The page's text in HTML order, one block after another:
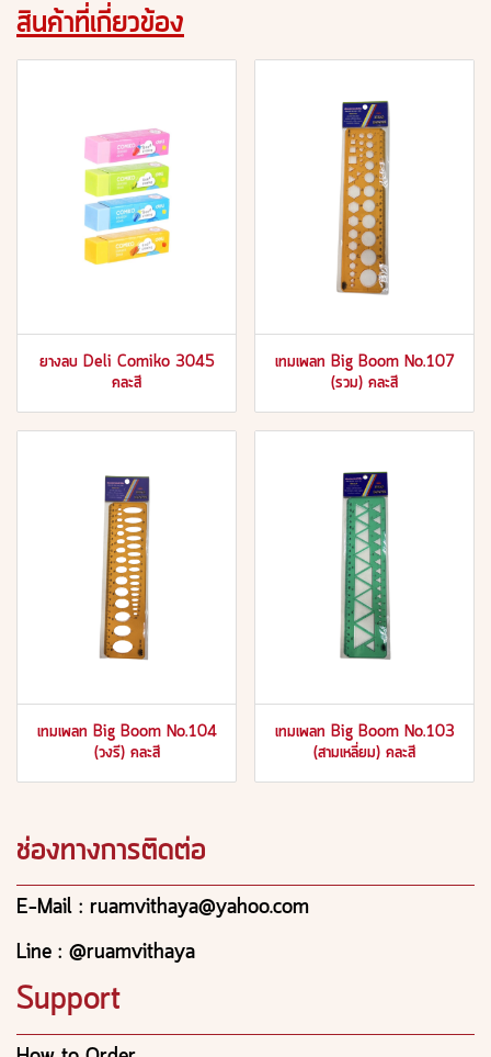
สินค้าที่เกี่ยวข้อง
ยางลบ Deli Comiko 3045
คละสี
เทมเพลท Big Boom No.107
(รวม) คละสี
เทมเพลท Big Boom No.104
(วงรี) คละสี
เทมเพลท Big Boom No.103
(สามเหลี่ยม) คละสี
ช่องทางการติดต่อ
E-Mail : ruamvithaya@yahoo.com
Line : @ruamvithaya
Support